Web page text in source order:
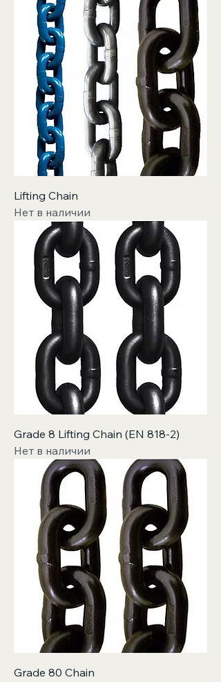
Lifting Chain
Нет в наличии
Grade 8 Lifting Chain (EN 818-2)
Нет в наличии
Grade 80 Chain